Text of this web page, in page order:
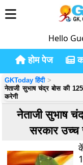
Hello
होम पेज
GKToday हिंदी
नेताजी सुभाष चंद्र बोस की
करेगी
नेताजी सुभाष
सरकार उच्च